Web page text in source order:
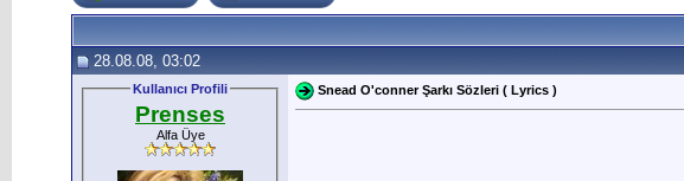
28.08.08, 03:02
Kullanıcı Profili
Prenses
Alfa Üye
Snead O'conner Şarkı Sözleri ( Lyrics )